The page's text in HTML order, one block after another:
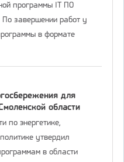
программы IT ПО
По завершении работ у
в формате
для
области
по энергетике,
утвердил
в области